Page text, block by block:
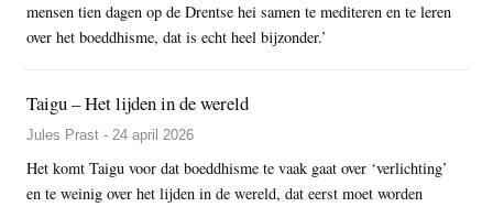
mensen tien dagen op de Drentse hei samen te mediteren en te leren
over het boeddhisme, dat is echt heel bijzonder.’
Taigu – Het lijden in de wereld
Jules Prast - 24 april 2026
Het komt Taigu voor dat boeddhisme te vaak gaat over ‘verlichting’
en te weinig over het lijden in de wereld, dat eerst moet worden